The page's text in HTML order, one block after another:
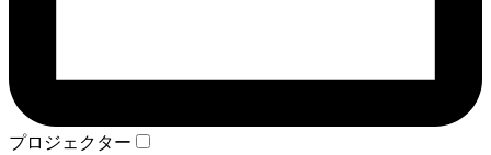
プロジェクター